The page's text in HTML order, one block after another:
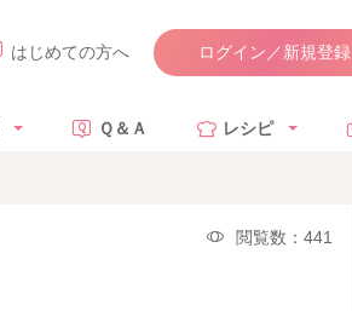
はじめての方へ ログイン／新規登録
Ｑ＆Ａ レシピ
閲覧数：441